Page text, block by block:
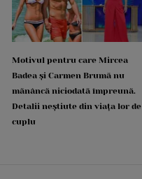
Motivul pentru care Mircea
Badea și Carmen Brumă nu
mănâncă niciodată împreună.
Detalii neștiute din viața lor de
cuplu